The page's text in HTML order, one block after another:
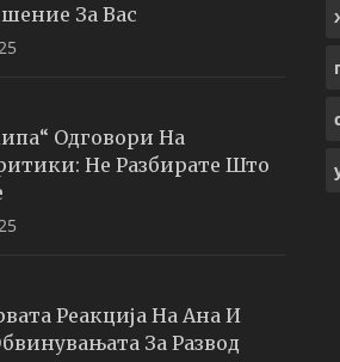
За Вас
Одговори На
Не Разбирате Што
Реакција На Ана И
За Развод